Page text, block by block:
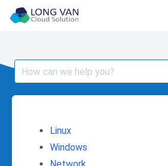
Skip
Search
for:
Linux
Windows